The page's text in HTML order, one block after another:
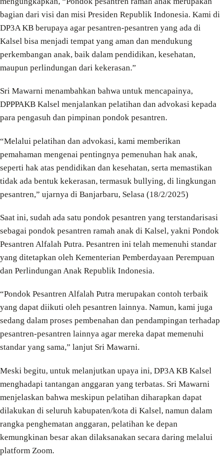
bagian dari visi dan misi Presiden Republik Indonesia. Kami di
DP3A KB berupaya agar pesantren-pesantren yang ada di
Kalsel bisa menjadi tempat yang aman dan mendukung
perkembangan anak, baik dalam pendidikan, kesehatan,
maupun perlindungan dari kekerasan.”
Sri Mawarni menambahkan bahwa untuk mencapainya,
DPPPAKB Kalsel menjalankan pelatihan dan advokasi kepada
para pengasuh dan pimpinan pondok pesantren.
“Melalui pelatihan dan advokasi, kami memberikan
pemahaman mengenai pentingnya pemenuhan hak anak,
seperti hak atas pendidikan dan kesehatan, serta memastikan
tidak ada bentuk kekerasan, termasuk bullying, di lingkungan
pesantren,” ujarnya di Banjarbaru, Selasa (18/2/2025)
Saat ini, sudah ada satu pondok pesantren yang terstandarisasi
sebagai pondok pesantren ramah anak di Kalsel, yakni Pondok
Pesantren Alfalah Putra. Pesantren ini telah memenuhi standar
yang ditetapkan oleh Kementerian Pemberdayaan Perempuan
dan Perlindungan Anak Republik Indonesia.
“Pondok Pesantren Alfalah Putra merupakan contoh terbaik
yang dapat diikuti oleh pesantren lainnya. Namun, kami juga
sedang dalam proses pembenahan dan pendampingan terhadap
pesantren-pesantren lainnya agar mereka dapat memenuhi
standar yang sama,” lanjut Sri Mawarni.
Meski begitu, untuk melanjutkan upaya ini, DP3A KB Kalsel
menghadapi tantangan anggaran yang terbatas. Sri Mawarni
menjelaskan bahwa meskipun pelatihan diharapkan dapat
dilakukan di seluruh kabupaten/kota di Kalsel, namun dalam
rangka penghematan anggaran, pelatihan ke depan
kemungkinan besar akan dilaksanakan secara daring melalui
platform Zoom.